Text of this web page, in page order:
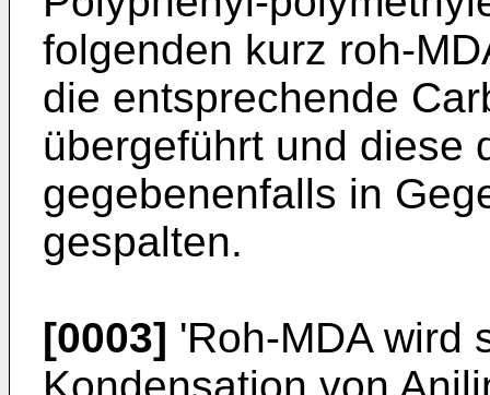
folgenden kurz roh-
die entsprechende
übergeführt und diese
gegebenenfalls in
gespalten.
[0003] 'Roh-MDA wird
Kondensation von